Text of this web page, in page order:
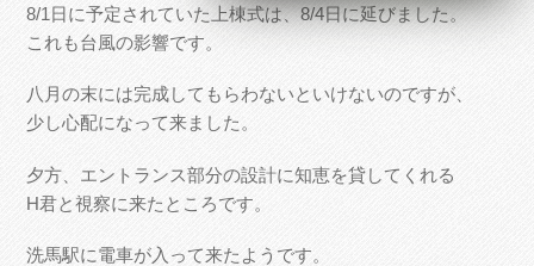
8/1日に予定されていた上棟式は、8/4日に延びました。
これも台風の影響です。
八月の末には完成してもらわないといけないのですが、
少し心配になって来ました。
夕方、エントランス部分の設計に知恵を貸してくれる
H君と視察に来たところです。
洗馬駅に電車が入って来たようです。